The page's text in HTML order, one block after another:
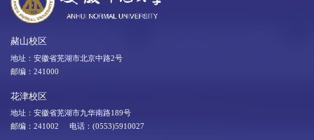
赭山校区
地址：安徽省芜湖市北京中路2号
邮编：241000
花津校区
地址：安徽省芜湖市九华南路189号
邮编：241002 电话：(0553)5910027